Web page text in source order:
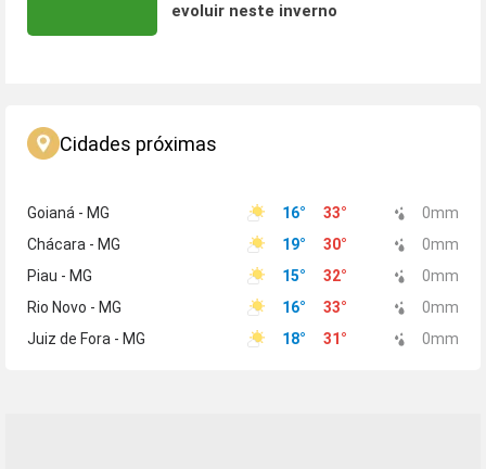
evoluir neste inverno
Cidades próximas
Goianá - MG 16° 33° 0mm
Chácara - MG
19° 30° 0mm
Piau - MG
15° 32° 0mm
Rio Novo - MG
16° 33° 0mm
Juiz de Fora - MG
18° 31 ° 0mm